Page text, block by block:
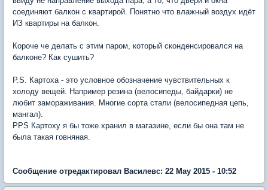
соединяют балкон с квартирой. Понятно что влажный воздух идёт
ИЗ квартиры на балкон.
Короче че делать с этим паром, который сконденсировался на
балконе? Как сушить?
P.S. Картоха - это условное обозначение чувствительных к
холоду вещей. Например резина (велосипеды, байдарки) не
любит замораживания. Многие сорта стали (велосипедная цепь,
мангал).
PPS Картоху я бы тоже хранил в магазине, если бы она там не
была такая говняная.
Сообщение отредактировал Василевс: 22 May 2015 - 10:52